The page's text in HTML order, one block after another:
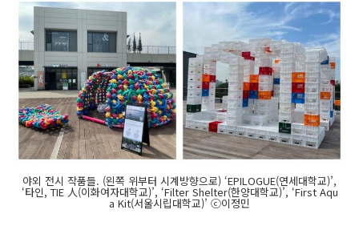
야외 전시 작품들. (왼쪽 위부터 시계방향으로) ‘EPILOGUE(연세대학교)’,
‘타인, TIE 人(이화여자대학교)’, ‘Filter Shelter(한양대학교)’, ‘First Aqu
a Kit(서울시립대학교)’ ⓒ이정민